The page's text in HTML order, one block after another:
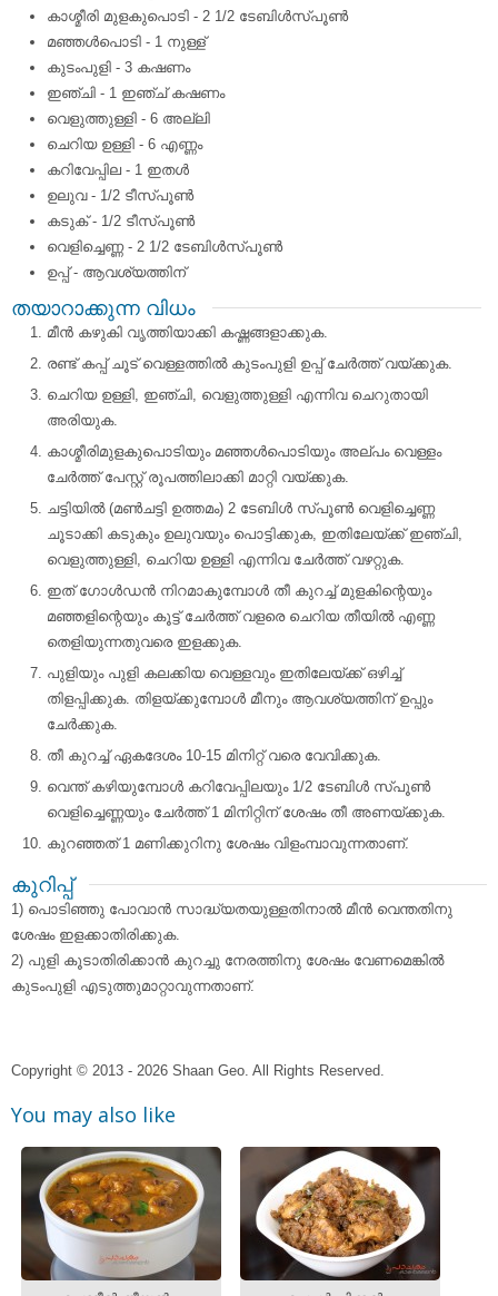
കാശ്മീരി മുളകുപൊടി - 2 1/2 ടേബിള്‍സ്പൂണ്‍
മഞ്ഞള്‍പൊടി - 1 നുള്ള്
കുടംപുളി - 3 കഷണം
ഇഞ്ചി - 1 ഇഞ്ച്‌ കഷണം
വെളുത്തുള്ളി - 6 അല്ലി
ചെറിയ ഉള്ളി - 6 എണ്ണം
കറിവേപ്പില - 1 ഇതള്‍
ഉലുവ - 1/2 ടീസ്പൂണ്‍
കടുക് - 1/2 ടീസ്പൂണ്‍
വെളിച്ചെണ്ണ - 2 1/2 ടേബിള്‍സ്പൂണ്‍
ഉപ്പ് - ആവശ്യത്തിന്
തയാറാക്കുന്ന വിധം
മീന്‍ കഴുകി വൃത്തിയാക്കി കഷ്ണങ്ങളാക്കുക.
രണ്ട് കപ്പ്‌ ചൂട് വെള്ളത്തില്‍ കുടംപുളി ഉപ്പ് ചേര്‍ത്ത് വയ്ക്കുക.
ചെറിയ ഉള്ളി, ഇഞ്ചി, വെളുത്തുള്ളി എന്നിവ ചെറുതായി
അരിയുക.
കാശ്മീരിമുളകുപൊടിയും മഞ്ഞള്‍പൊടിയും അല്പം വെള്ളം
ചേര്‍ത്ത് പേസ്റ്റ് രൂപത്തിലാക്കി മാറ്റി വയ്ക്കുക.
ചട്ടിയില്‍ (മണ്‍ചട്ടി ഉത്തമം) 2 ടേബിള്‍ സ്പൂണ്‍ വെളിച്ചെണ്ണ
ചൂടാക്കി കടുകും ഉലുവയും പൊട്ടിക്കുക, ഇതിലേയ്ക്ക് ഇഞ്ചി,
വെളുത്തുള്ളി, ചെറിയ ഉള്ളി എന്നിവ ചേര്‍ത്ത് വഴറ്റുക.
ഇത് ഗോള്‍ഡന്‍ നിറമാകുമ്പോള്‍ തീ കുറച്ച് മുളകിന്റെയും
മഞ്ഞളിന്റെയും കൂട്ട് ചേര്‍ത്ത് വളരെ ചെറിയ തീയില്‍ എണ്ണ
തെളിയുന്നതുവരെ ഇളക്കുക.
പുളിയും പുളി കലക്കിയ വെള്ളവും ഇതിലേയ്ക്ക് ഒഴിച്ച്
തിളപ്പിക്കുക. തിളയ്‌ക്കുമ്പോള്‍ മീനും ആവശ്യത്തിന് ഉപ്പും
ചേര്‍ക്കുക.
തീ കുറച്ച് ഏകദേശം 10-15 മിനിറ്റ് വരെ വേവിക്കുക.
വെന്ത് കഴിയുമ്പോള്‍ കറിവേപ്പിലയും 1/2 ടേബിള്‍ സ്പൂണ്‍
വെളിച്ചെണ്ണയും ചേര്‍ത്ത് 1 മിനിറ്റിന് ശേഷം തീ അണയ്ക്കുക.
കുറഞ്ഞത്‌ 1 മണിക്കുറിനു ശേഷം വിളംമ്പാവുന്നതാണ്.
കുറിപ്പ്
1) പൊടിഞ്ഞു പോവാന്‍ സാദ്ധ്യതയുള്ളതിനാല്‍ മീന്‍ വെന്തതിനു
ശേഷം ഇളക്കാതിരിക്കുക.
2) പുളി കൂടാതിരിക്കാന്‍ കുറച്ചു നേരത്തിനു ശേഷം വേണമെങ്കില്‍
കുടംപുളി എടുത്തുമാറ്റാവുന്നതാണ്.
Copyright © 2013 - 2026 Shaan Geo. All Rights Reserved.
You may also like